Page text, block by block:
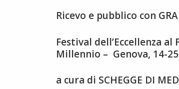
Ricevo e pubblico con
Festival dell’Eccellenza
Millennio – Genova, 14-
a cura di SCHEGGE DI